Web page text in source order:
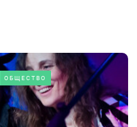
ОБЩЕСТВО